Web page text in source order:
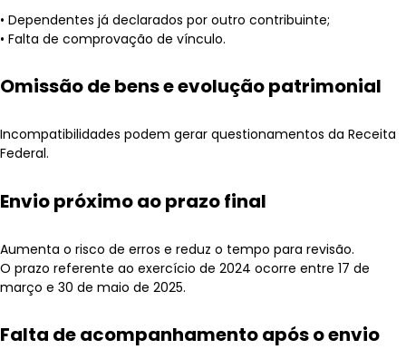
• Dependentes já declarados por outro contribuinte;
• Falta de comprovação de vínculo.
Omissão de bens e evolução patrimonial
Incompatibilidades podem gerar questionamentos da Receita
Federal.
Envio próximo ao prazo final
Aumenta o risco de erros e reduz o tempo para revisão.
O prazo referente ao exercício de 2024 ocorre entre 17 de
março e 30 de maio de 2025.
Falta de acompanhamento após o envio